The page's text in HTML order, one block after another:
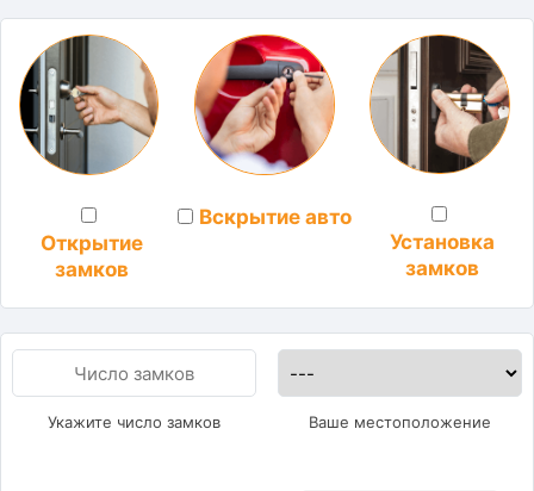
Открытие
замков
Вскрытие авто
Установка
замков
Укажите число замков Ваше местоположение